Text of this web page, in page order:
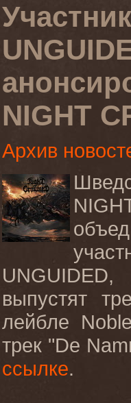
NIGHT
Архив
выпустят
лейбле
трек "De
ссылке.